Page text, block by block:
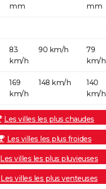
mm
mm
83
km/h
90 km/h
79
km/h
169
km/h
148 km/h
140
km/h
Les villes les plus chaudes
Les villes les plus froides
Les villes les plus pluvieuses
Les villes les plus venteuses